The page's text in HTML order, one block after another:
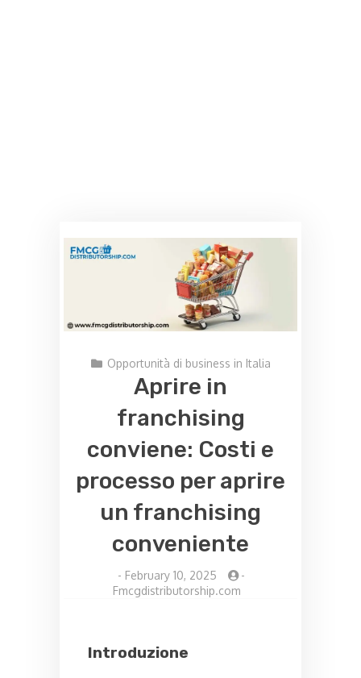
Opportunità di business in Italia
Aprire in
franchising
conviene: Costi e
processo per aprire
un franchising
conveniente
- February 10, 2025
-
Fmcgdistributorship.com
Introduzione